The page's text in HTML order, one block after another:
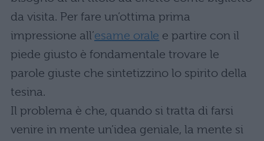
da visita. Per fare un’ottima prima
impressione all’esame orale e partire con il
piede giusto è fondamentale trovare le
parole giuste che sintetizzino lo spirito della
tesina.
Il problema è che, quando si tratta di farsi
venire in mente un’idea geniale, la mente si